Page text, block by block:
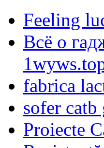
Feeling
Всё о
fabrica
sofer catb
Proiecte